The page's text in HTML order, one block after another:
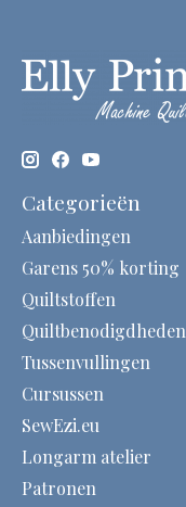
Categorieën
Aanbiedingen
Garens 50% korting
Quiltstoffen
Quiltbenodigdheden
Tussenvullingen
Cursussen
SewEzi.eu
Longarm atelier
Patronen